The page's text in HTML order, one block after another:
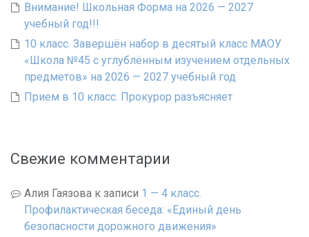
Внимание! Школьная Форма на 2026 — 2027
учебный год!!!
10 класс. Завершён набор в десятый класс МАОУ
«Школа №45 с углублённым изучением отдельных
предметов» на 2026 — 2027 учебный год
Прием в 10 класс. Прокурор разъясняет
Свежие комментарии
Алия Гаязова к записи 1 — 4 класс.
Профилактическая беседа: «Единый день
безопасности дорожного движения»